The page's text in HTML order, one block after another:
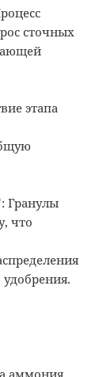
сточных
этапа
Гранулы
что
аммония